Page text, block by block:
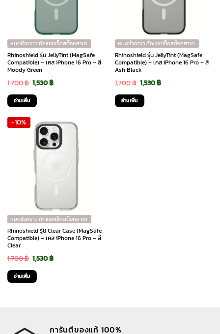
หมดชั่วคราว ทักแชทเช็คสต๊อกสาขา
Rhinoshield รุ่น JellyTint (MagSafe
Compatible) – เคส iPhone 16 Pro – สี
Moody Green
1,700฿ Original
price
was:
1,700 ฿.
1,530฿Current
1,530 ฿.
อ่านเพิ่ม
หมดชั่วคราว ทักแชทเช็คสต๊อกสาขา
Rhinoshield รุ่น JellyTint (MagSafe
Compatible) – เคส iPhone 16 Pro – สี
Ash Black
1,700฿ Original
price
was:
1,530฿Current
อ่านเพิ่ม
-10%
หมดชั่วคราว ทักแชทเช็คสต๊อกสาขา
Rhinoshield รุ่น Clear Case (MagSafe
Compatible) – เคส iPhone 16 Pro – สี
Clear
1,700฿ Original
price
was:
1,530฿Current
อ่านเพิ่ม
การันตีของแท้ 100%